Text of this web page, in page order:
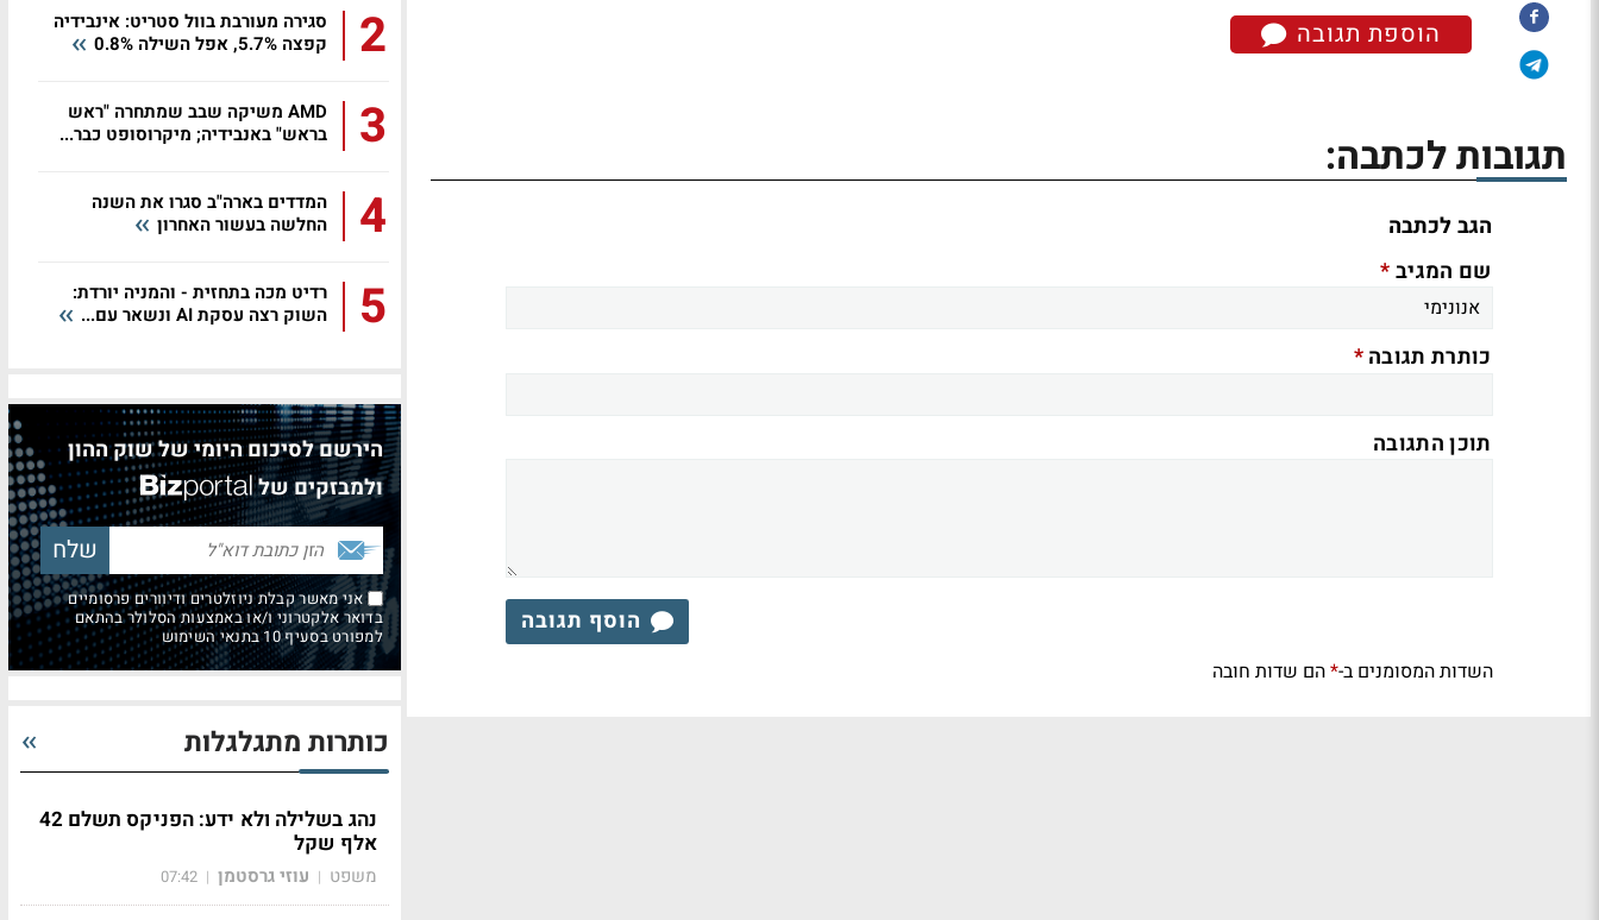
הוספת תגובה
תגובות לכתבה:
הגב לכתבה
שם המגיב*
כותרת תגובה*
תוכן התגובה
הוסף תגובה
השדות המסומנים ב-*הם שדות חובה
2
סגירה מעורבת בוול סטריט: אינבידיה
קפצה 5.7%, אפל השילה 0.8%
3
AMD משיקה שבב שמתחרה "ראש
בראש" באנבידיה; מיקרוסופט כבר...
4
המדדים בארה"ב סגרו את השנה
החלשה בעשור האחרון
5
רדיט מכה בתחזית - והמניה יורדת:
השוק רצה עסקת AI ונשאר עם...
הירשם לסיכום היומי של שוק ההון
ולמבזקים של
אני מאשר קבלת ניוזלטרים ודיוורים פרסומיים
בדואר אלקטרוני ו/או באמצעות הסלולר בהתאם
למפורט בסעיף 10 בתנאי השימוש
כותרות מתגלגלות
נהג בשלילה ולא ידע: הפניקס תשלם 42
אלף שקל
משפט | עוזי גרסטמן |
07:42